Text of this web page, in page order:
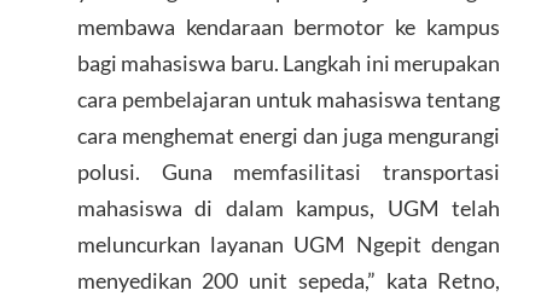
membawa kendaraan bermotor ke kampus
bagi mahasiswa baru. Langkah ini merupakan
cara pembelajaran untuk mahasiswa tentang
cara menghemat energi dan juga mengurangi
polusi. Guna memfasilitasi transportasi
mahasiswa di dalam kampus, UGM telah
meluncurkan layanan UGM Ngepit dengan
menyedikan 200 unit sepeda,” kata Retno,